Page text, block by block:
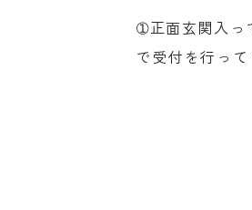
➀正面玄関入っ
で受付を行って